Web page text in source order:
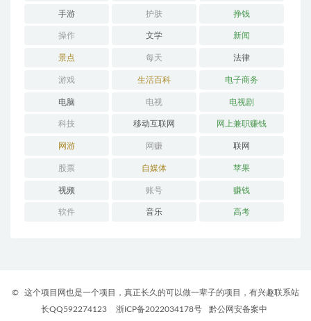
手游 护肤 挣钱
操作 文学 新闻
景点 每天 法律
游戏 生活百科 电子商务
电脑 电视 电视剧
科技 移动互联网 网上兼职赚钱
网游 网赚 联网
股票 自媒体 苹果
视频 账号 赚钱
软件 音乐 高考
©
这个项目网也是一个项目，真正长久的可以做一辈子的项目，有兴趣联系站
长QQ592274123
浙ICP备2022034178号 黔公网安备案中